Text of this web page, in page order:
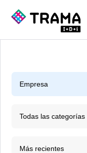
Todas las categorías
Más recientes